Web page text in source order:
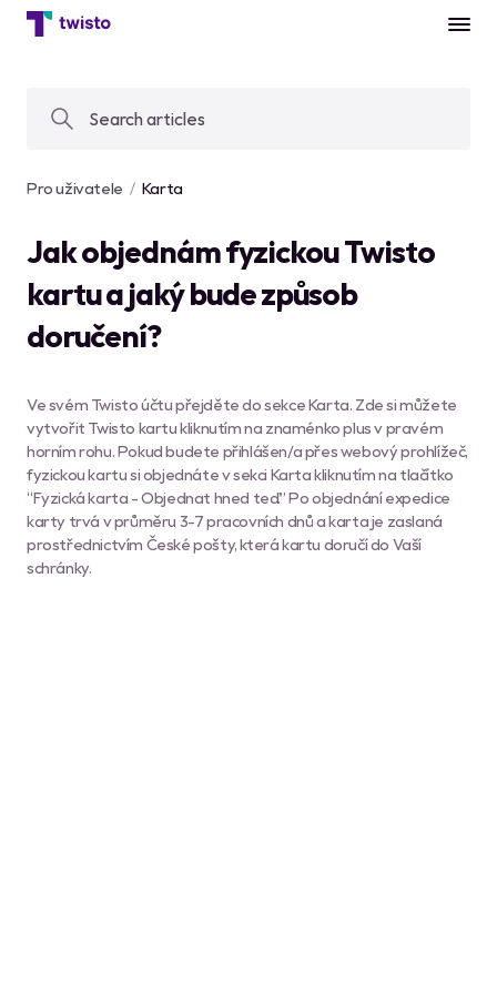
Pro uživatele Karta
Jak objednám fyzickou Twisto
kartu a jaký bude způsob
doručení?
Ve svém Twisto účtu přejděte do sekce Karta. Zde si můžete
vytvořit Twisto kartu kliknutím na znaménko plus v pravém
horním rohu. Pokud budete přihlášen/a přes webový prohlížeč,
fyzickou kartu si objednáte v sekci Karta kliknutím na tlačítko
“Fyzická karta - Objednat hned teď.” Po objednání expedice
karty trvá v průměru 3-7 pracovních dnů a karta je zaslaná
prostřednictvím České pošty, která kartu doručí do Vaší
schránky.